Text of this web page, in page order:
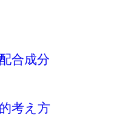
合成分
考え方